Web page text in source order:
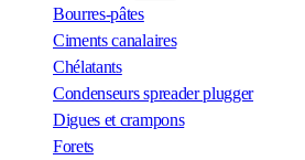
Bourres-pâtes
Ciments canalaires
Chélatants
Condenseurs spreader plugger
Digues et crampons
Forets